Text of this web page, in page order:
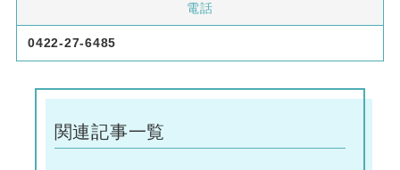
電話
0422-27-6485
関連記事一覧